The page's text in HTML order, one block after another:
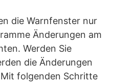
die Warnfenster nur
Änderungen am
Werden Sie
die Änderungen
folgenden Schritte